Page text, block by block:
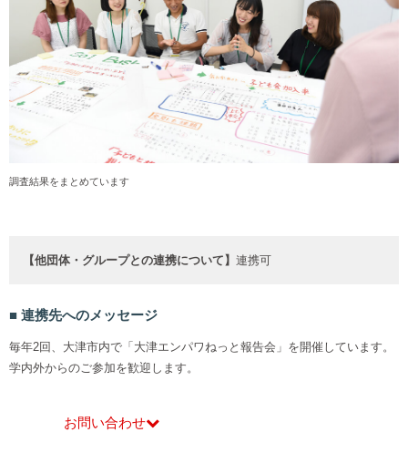
調査結果をまとめています
【他団体・グループとの連携について】 連携可
連携先へのメッセージ
毎年2回、大津市内で「大津エンパワねっと報告会」を開催しています。
学内外からのご参加を歓迎します。
お問い合わせ